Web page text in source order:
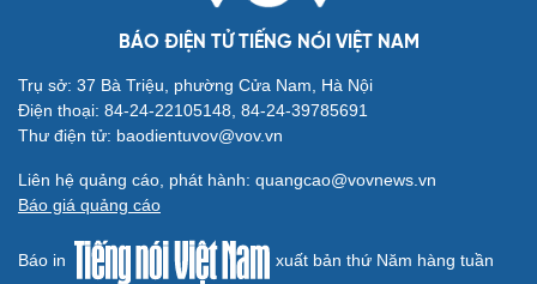
BÁO ĐIỆN TỬ TIẾNG NÓI VIỆT NAM
Trụ sở: 37 Bà Triệu, phường Cửa Nam, Hà Nội
Điện thoại: 84-24-22105148, 84-24-39785691
Thư điện tử: baodientuvov@vov.vn
Liên hệ quảng cáo, phát hành: quangcao@vovnews.vn
Báo giá quảng cáo
Báo in xuất bản thứ Năm hàng tuần